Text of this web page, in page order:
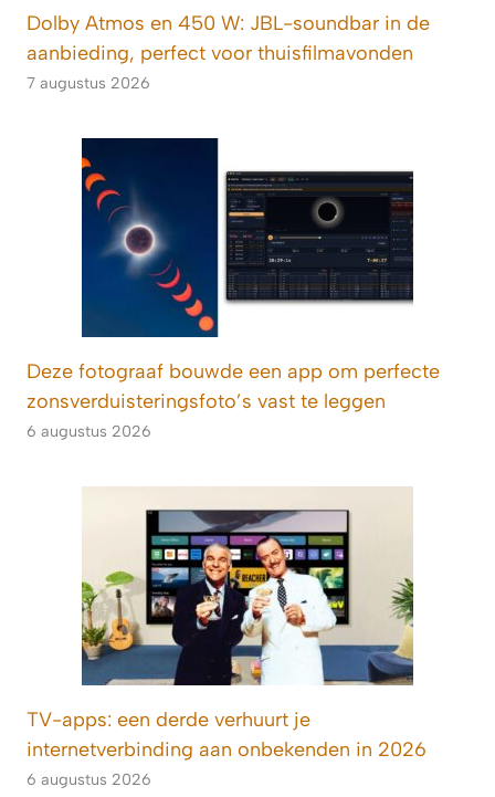
Dolby Atmos en 450 W: JBL-soundbar in de
aanbieding, perfect voor thuisfilmavonden
7 augustus 2026
Deze fotograaf bouwde een app om perfecte
zonsverduisteringsfoto’s vast te leggen
6 augustus 2026
TV-apps: een derde verhuurt je
internetverbinding aan onbekenden in 2026
6 augustus 2026